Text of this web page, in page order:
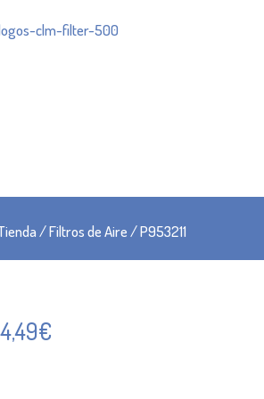
/Filtros de Aire/ P953211
€